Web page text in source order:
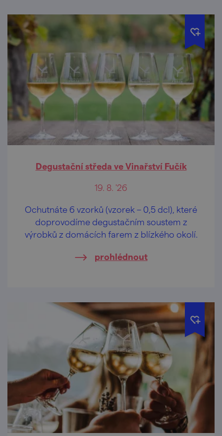
Degustační středa ve Vinařství Fučík
19. 8. '26
Ochutnáte 6 vzorků (vzorek – 0,5 dcl), které
doprovodíme degustačním soustem z
výrobků z domácích farem z blízkého okolí.
prohlédnout